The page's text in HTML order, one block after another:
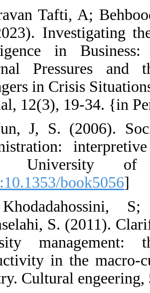
26. Iravan
A. (2023).
Intelligence
External
Managers in
Journal, 12(3),
27. Jun, J, S.
State
[DOI:10.1353/
28.
Shamselahi,
diversity
productivity in
country.